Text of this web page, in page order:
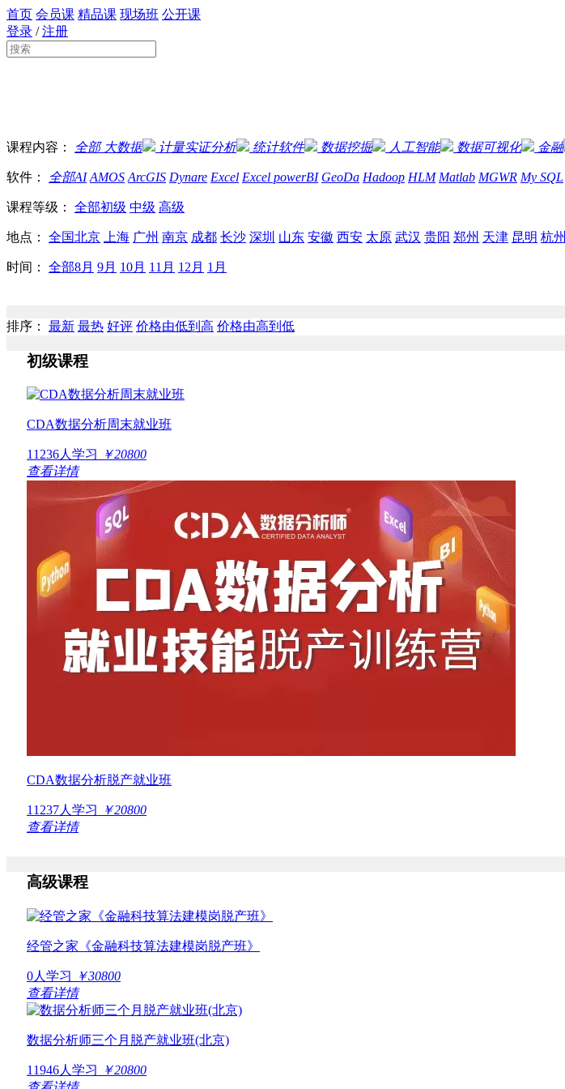
首页 会员课 精品课 现场班 公开课
登录 /注册
课程内容： 全部大数据 计量实证分析 统计软件 数据挖掘 人工智能 数据可视化 金融
软件： 全部AI AMOS ArcGIS Dynare Excel Excel powerBI GeoDa Hadoop HLM Matlab MGWR My SQL
课程等级： 全部初级 中级 高级
地点： 全国北京 上海 广州 南京 成都 长沙 深圳 山东 安徽 西安 太原 武汉 贵阳 郑州 天津 昆明 杭州
时间： 全部8月 9月 10月 11月 12月 1月
排序： 最新 最热 好评 价格由低到高 价格由高到低
初级课程
CDA数据分析周末就业班
11236人学习
￥20800
查看详情
CDA数据分析脱产就业班
11237人学习
￥20800
查看详情
高级课程
经管之家《金融科技算法建模岗脱产班》
0人学习
￥30800
查看详情
数据分析师三个月脱产就业班(北京)
11946人学习
￥20800